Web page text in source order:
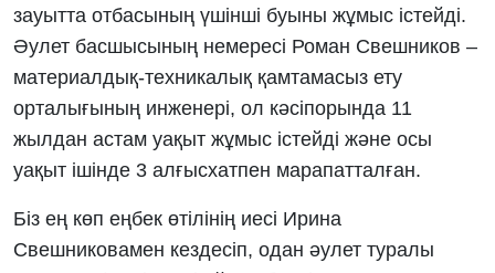
зауытта отбасының үшінші буыны жұмыс істейді.
Әулет басшысының немересі Роман Свешников –
материалдық-техникалық қамтамасыз ету
орталығының инженері, ол кәсіпорында 11
жылдан астам уақыт жұмыс істейді және осы
уақыт ішінде 3 алғысхатпен марапатталған.
Біз ең көп еңбек өтілінің иесі Ирина
Свешниковамен кездесіп, одан әулет туралы